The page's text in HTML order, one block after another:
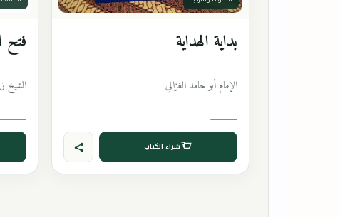
بداية الهداية
الإمام أبو حامد الغزالي
شراء الكتاب
فتح
الشيخ